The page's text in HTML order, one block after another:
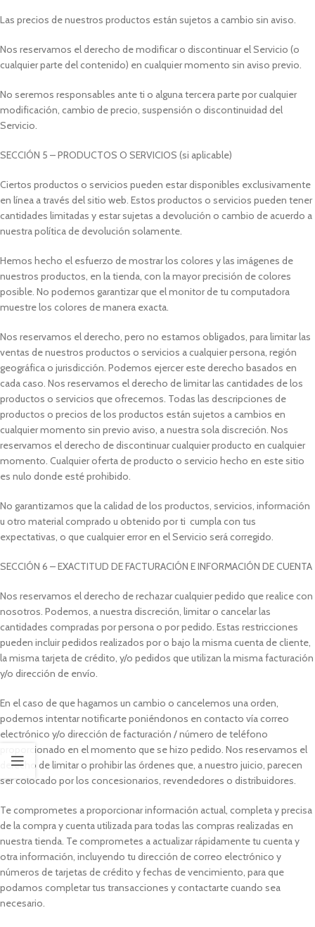
Las precios de nuestros productos están sujetos a cambio sin aviso.
Nos reservamos el derecho de modificar o discontinuar el Servicio (o
cualquier parte del contenido) en cualquier momento sin aviso previo.
No seremos responsables ante ti o alguna tercera parte por cualquier
modificación, cambio de precio, suspensión o discontinuidad del
Servicio.
SECCIÓN 5 – PRODUCTOS O SERVICIOS (si aplicable)
Ciertos productos o servicios pueden estar disponibles exclusivamente
en línea a través del sitio web. Estos productos o servicios pueden tener
cantidades limitadas y estar sujetas a devolución o cambio de acuerdo a
nuestra política de devolución solamente.
Hemos hecho el esfuerzo de mostrar los colores y las imágenes de
nuestros productos, en la tienda, con la mayor precisión de colores
posible. No podemos garantizar que el monitor de tu computadora
muestre los colores de manera exacta.
Nos reservamos el derecho, pero no estamos obligados, para limitar las
ventas de nuestros productos o servicios a cualquier persona, región
geográfica o jurisdicción. Podemos ejercer este derecho basados en
cada caso. Nos reservamos el derecho de limitar las cantidades de los
productos o servicios que ofrecemos. Todas las descripciones de
productos o precios de los productos están sujetos a cambios en
cualquier momento sin previo aviso, a nuestra sola discreción. Nos
reservamos el derecho de discontinuar cualquier producto en cualquier
momento. Cualquier oferta de producto o servicio hecho en este sitio
es nulo donde esté prohibido.
No garantizamos que la calidad de los productos, servicios, información
u otro material comprado u obtenido por ti cumpla con tus
expectativas, o que cualquier error en el Servicio será corregido.
SECCIÓN 6 – EXACTITUD DE FACTURACIÓN E INFORMACIÓN DE CUENTA
Nos reservamos el derecho de rechazar cualquier pedido que realice con
nosotros. Podemos, a nuestra discreción, limitar o cancelar las
cantidades compradas por persona o por pedido. Estas restricciones
pueden incluir pedidos realizados por o bajo la misma cuenta de cliente,
la misma tarjeta de crédito, y/o pedidos que utilizan la misma facturación
y/o dirección de envío.
En el caso de que hagamos un cambio o cancelemos una orden,
podemos intentar notificarte poniéndonos en contacto vía correo
electrónico y/o dirección de facturación / número de teléfono
proporcionado en el momento que se hizo pedido. Nos reservamos el
derecho de limitar o prohibir las órdenes que, a nuestro juicio, parecen
ser colocado por los concesionarios, revendedores o distribuidores.
Te comprometes a proporcionar información actual, completa y precisa
de la compra y cuenta utilizada para todas las compras realizadas en
nuestra tienda. Te comprometes a actualizar rápidamente tu cuenta y
otra información, incluyendo tu dirección de correo electrónico y
números de tarjetas de crédito y fechas de vencimiento, para que
podamos completar tus transacciones y contactarte cuando sea
necesario.